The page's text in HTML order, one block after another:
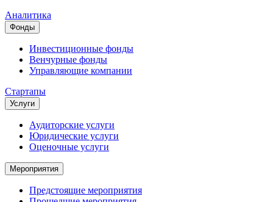
Аналитика
Фонды
Инвестиционные фонды
Венчурные фонды
Управляющие компании
Стартапы
Услуги
Аудиторские услуги
Юридические услуги
Оценочные услуги
Мероприятия
Предстоящие мероприятия